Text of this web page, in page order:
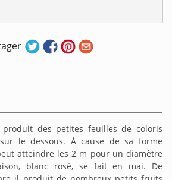
produit des petites feuilles de coloris
le dessous. À cause de sa forme
atteindre les 2 m pour un diamètre
blanc rosé, se fait en mai. De